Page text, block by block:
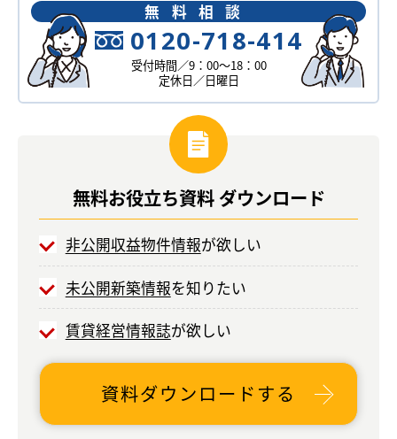
無料相談
0120-718-414
受付時間／9：00～18：00
定休日／日曜日
無料お役立ち資料 ダウンロード
非公開収益物件情報が欲しい
未公開新築情報を知りたい
賃貸経営情報誌が欲しい
資料ダウンロードする